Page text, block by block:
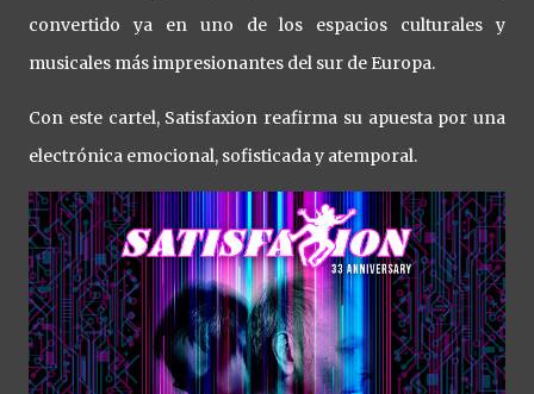
convertido ya en uno de los espacios culturales y
musicales más impresionantes del sur de Europa.
Con este cartel, Satisfaxion reafirma su apuesta por una
electrónica emocional, sofisticada y atemporal.